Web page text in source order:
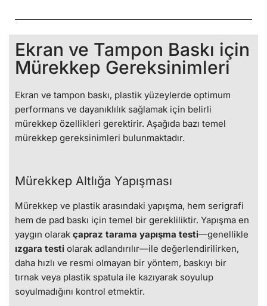
Ekran ve Tampon Baskı için
Mürekkep Gereksinimleri
Ekran ve tampon baskı, plastik yüzeylerde optimum
performans ve dayanıklılık sağlamak için belirli
mürekkep özellikleri gerektirir. Aşağıda bazı temel
mürekkep gereksinimleri bulunmaktadır.
Mürekkep Altlığa Yapışması
Mürekkep ve plastik arasındaki yapışma, hem serigrafi
hem de pad baskı için temel bir gerekliliktir. Yapışma en
yaygın olarak çapraz tarama yapışma testi—genellikle
ızgara testi olarak adlandırılır—ile değerlendirilirken,
daha hızlı ve resmi olmayan bir yöntem, baskıyı bir
tırnak veya plastik spatula ile kazıyarak soyulup
soyulmadığını kontrol etmektir.